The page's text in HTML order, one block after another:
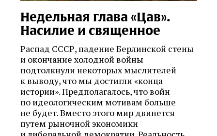
Недельная глава «Цав».
Насилие и священное
Распад СССР, падение Берлинской стены
и окончание холодной войны
подтолкнули некоторых мыслителей
к выводу, что мы достигли «конца
истории». Предполагалось, что войн
по идеологическим мотивам больше
не будет. Вместо этого мир двинется
путем рыночной экономики